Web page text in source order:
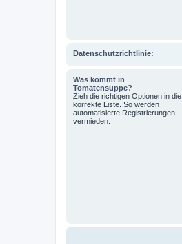
Datenschutzrichtlinie:
Was kommt in
Tomatensuppe?
Zieh die richtigen Optionen in die
korrekte Liste. So werden
automatisierte Registrierungen
vermieden.